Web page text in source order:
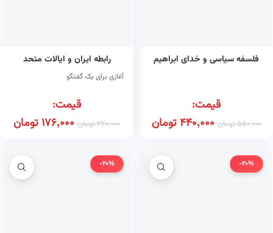
فلسفه سیاسی و خدای ابراهیم
قیمت:
550,000تومان 440,000تومان
رابطه ایران و ایالات متحد
آغازی برای یک گفتگو
قیمت:
220,000تومان 176,000تومان
-20%
-20%